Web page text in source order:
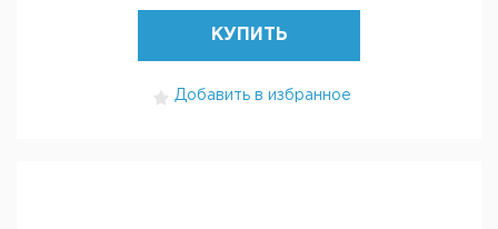
КУПИТЬ
Добавить в избранное